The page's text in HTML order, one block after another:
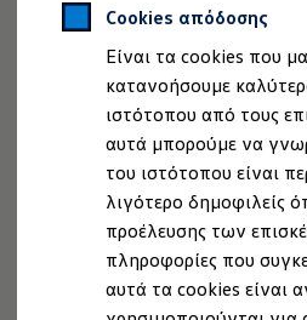
Cookies απόδοσης
Είναι τα cookies που
κατανοήσουμε
ιστότοπου από τους
αυτά μπορούμε να
του ιστότοπου είναι
λιγότερο δημοφιλείς
προέλευσης των
πληροφορίες που
αυτά τα cookies είναι
Χρηματοδότηση και Leasing
Volkswagen Easy Living
Χρηματοδότηση Auto
Χρηματοδότηση Classic
Καινοτόμες Τεχνολογίες
Ιδιοκτήτες και υπηρεσίες
myVolkswagen
Service και γνήσια
Επιθεώρηση & ΚΤΕΟ
Επισκευές &
Λιπαντικά
Τροχοί και
Οδική Βοήθεια
Volkswagen
Infotainment και ο χειρισμός
οπτικό σας πεδίο άνετα και με
εξαιρετικά εύκολη η πρόσβαση
χάρτες ή ηχητικά βιβλία.
Εξαρτάται από τη χώρα, το
τηλεφωνίας.